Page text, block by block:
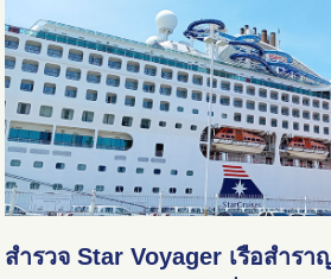
สำรวจ Star Voyager เรือสำรา